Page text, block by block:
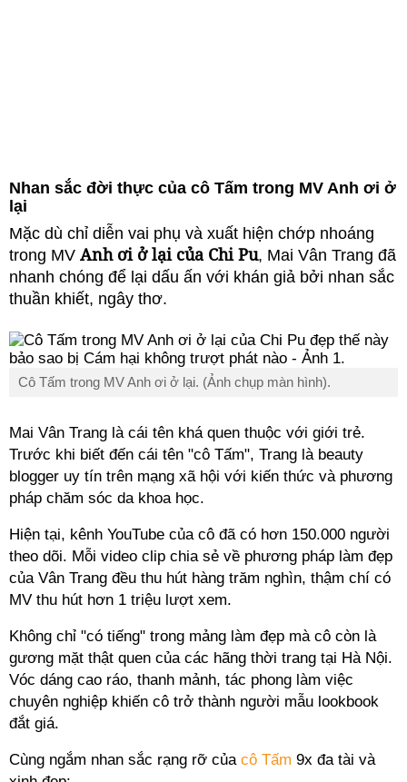
Nhan sắc đời thực của cô Tấm trong MV Anh ơi ở
lại
Mặc dù chỉ diễn vai phụ và xuất hiện chớp nhoáng
trong MV Anh ơi ở lại của Chi Pu, Mai Vân Trang đã
nhanh chóng để lại dấu ấn với khán giả bởi nhan sắc
thuần khiết, ngây thơ.
Cô Tấm trong MV Anh ơi ở lại. (Ảnh chụp màn hình).
Mai Vân Trang là cái tên khá quen thuộc với giới trẻ.
Trước khi biết đến cái tên "cô Tấm", Trang là beauty
blogger uy tín trên mạng xã hội với kiến thức và phương
pháp chăm sóc da khoa học.
Hiện tại, kênh YouTube của cô đã có hơn 150.000 người
theo dõi. Mỗi video clip chia sẻ về phương pháp làm đẹp
của Vân Trang đều thu hút hàng trăm nghìn, thậm chí có
MV thu hút hơn 1 triệu lượt xem.
Không chỉ "có tiếng" trong mảng làm đẹp mà cô còn là
gương mặt thật quen của các hãng thời trang tại Hà Nội.
Vóc dáng cao ráo, thanh mảnh, tác phong làm việc
chuyên nghiệp khiến cô trở thành người mẫu lookbook
đắt giá.
Cùng ngắm nhan sắc rạng rỡ của cô Tấm 9x đa tài và